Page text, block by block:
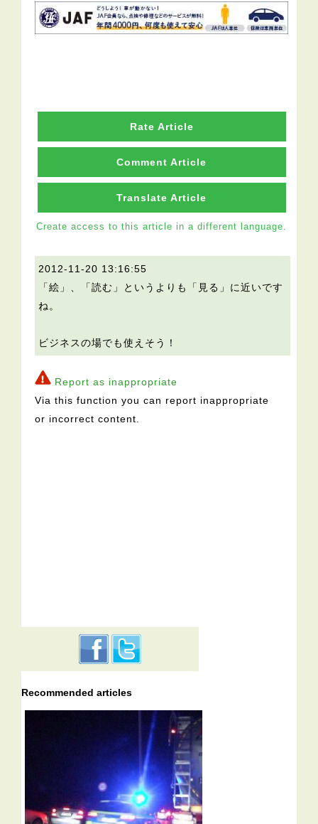
Rate Article
Comment Article
Translate Article
Create access to this article in a different language.
2012-11-20 13:16:55
「絵」、「読む」というよりも「見る」に近いです
ね。
ビジネスの場でも使えそう！
Report as inappropriate
Via this function you can report inappropriate
or incorrect content.
Recommended articles